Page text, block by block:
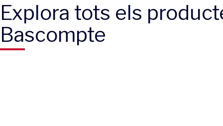
Explora tots els
Bascompte